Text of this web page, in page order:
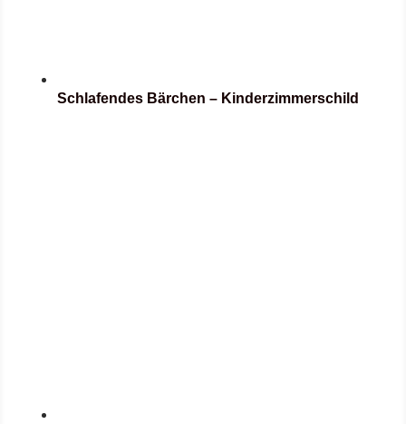
Schlafendes Bärchen – Kinderzimmerschild